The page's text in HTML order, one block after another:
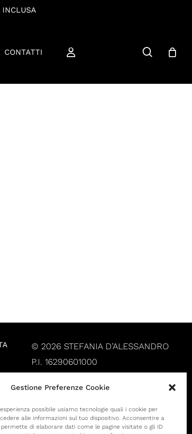
Gestione Preferenze Cookie
possibile usiamo tecnologie quali i cookie per
alle informazioni sul tuo dispositivo. Acconsentire a
di elaborare dati come le pagine visitate o gli ID
CONTATTI cerca
© 2026 STEFANIA D’ALESSANDRO
P.I. 16290601000